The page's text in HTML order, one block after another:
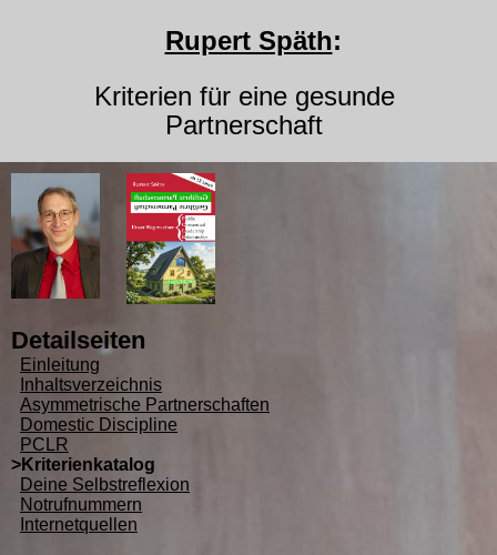
Rupert Späth:
Kriterien für eine gesunde
Partnerschaft
Detailseiten
Einleitung
Inhaltsverzeichnis
Asymmetrische Partnerschaften
Domestic Discipline
PCLR
>Kriterienkatalog
Deine Selbstreflexion
Notrufnummern
Internetquellen